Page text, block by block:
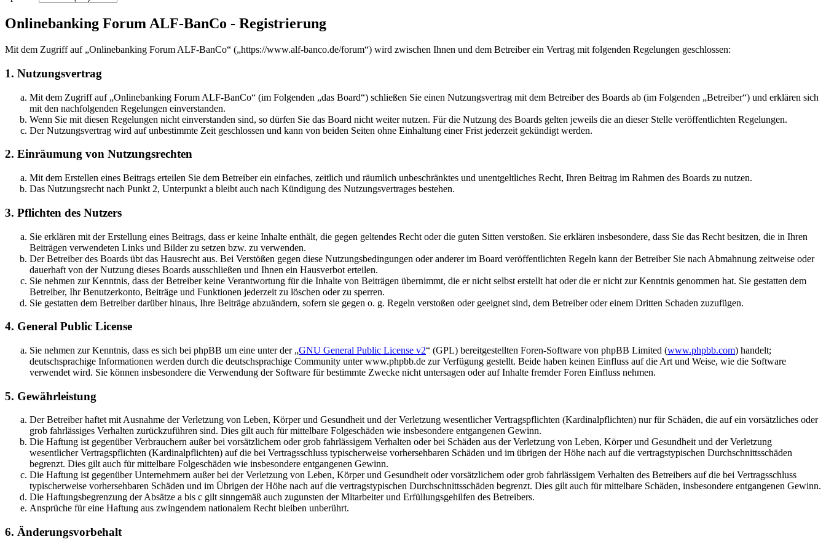
Onlinebanking Forum ALF-BanCo - Registrierung
Mit dem Zugriff auf „Onlinebanking Forum ALF-BanCo“ („https://www.alf-banco.de/forum“) wird zwischen Ihnen und dem Betreiber ein Vertrag mit folgenden Regelungen geschlossen:
1. Nutzungsvertrag
Mit dem Zugriff auf „Onlinebanking Forum ALF-BanCo“ (im Folgenden „das Board“) schließen Sie einen Nutzungsvertrag mit dem Betreiber des Boards ab (im Folgenden „Betreiber“) und erklären sich
mit den nachfolgenden Regelungen einverstanden.
Wenn Sie mit diesen Regelungen nicht einverstanden sind, so dürfen Sie das Board nicht weiter nutzen. Für die Nutzung des Boards gelten jeweils die an dieser Stelle veröffentlichten Regelungen.
Der Nutzungsvertrag wird auf unbestimmte Zeit geschlossen und kann von beiden Seiten ohne Einhaltung einer Frist jederzeit gekündigt werden.
2. Einräumung von Nutzungsrechten
Mit dem Erstellen eines Beitrags erteilen Sie dem Betreiber ein einfaches, zeitlich und räumlich unbeschränktes und unentgeltliches Recht, Ihren Beitrag im Rahmen des Boards zu nutzen.
Das Nutzungsrecht nach Punkt 2, Unterpunkt a bleibt auch nach Kündigung des Nutzungsvertrages bestehen.
3. Pflichten des Nutzers
Sie erklären mit der Erstellung eines Beitrags, dass er keine Inhalte enthält, die gegen geltendes Recht oder die guten Sitten verstoßen. Sie erklären insbesondere, dass Sie das Recht besitzen, die in Ihren
Beiträgen verwendeten Links und Bilder zu setzen bzw. zu verwenden.
Der Betreiber des Boards übt das Hausrecht aus. Bei Verstößen gegen diese Nutzungsbedingungen oder anderer im Board veröffentlichten Regeln kann der Betreiber Sie nach Abmahnung zeitweise oder
dauerhaft von der Nutzung dieses Boards ausschließen und Ihnen ein Hausverbot erteilen.
Sie nehmen zur Kenntnis, dass der Betreiber keine Verantwortung für die Inhalte von Beiträgen übernimmt, die er nicht selbst erstellt hat oder die er nicht zur Kenntnis genommen hat. Sie gestatten dem
Betreiber, Ihr Benutzerkonto, Beiträge und Funktionen jederzeit zu löschen oder zu sperren.
Sie gestatten dem Betreiber darüber hinaus, Ihre Beiträge abzuändern, sofern sie gegen o. g. Regeln verstoßen oder geeignet sind, dem Betreiber oder einem Dritten Schaden zuzufügen.
4. General Public License
Sie nehmen zur Kenntnis, dass es sich bei phpBB um eine unter der „GNU General Public License v2“ (GPL) bereitgestellten Foren-Software von phpBB Limited (www.phpbb.com) handelt;
deutschsprachige Informationen werden durch die deutschsprachige Community unter www.phpbb.de zur Verfügung gestellt. Beide haben keinen Einfluss auf die Art und Weise, wie die Software
verwendet wird. Sie können insbesondere die Verwendung der Software für bestimmte Zwecke nicht untersagen oder auf Inhalte fremder Foren Einfluss nehmen.
5. Gewährleistung
Der Betreiber haftet mit Ausnahme der Verletzung von Leben, Körper und Gesundheit und der Verletzung wesentlicher Vertragspflichten (Kardinalpflichten) nur für Schäden, die auf ein vorsätzliches oder
grob fahrlässiges Verhalten zurückzuführen sind. Dies gilt auch für mittelbare Folgeschäden wie insbesondere entgangenen Gewinn.
Die Haftung ist gegenüber Verbrauchern außer bei vorsätzlichem oder grob fahrlässigem Verhalten oder bei Schäden aus der Verletzung von Leben, Körper und Gesundheit und der Verletzung
wesentlicher Vertragspflichten (Kardinalpflichten) auf die bei Vertragsschluss typischerweise vorhersehbaren Schäden und im übrigen der Höhe nach auf die vertragstypischen Durchschnittsschäden
begrenzt. Dies gilt auch für mittelbare Folgeschäden wie insbesondere entgangenen Gewinn.
Die Haftung ist gegenüber Unternehmern außer bei der Verletzung von Leben, Körper und Gesundheit oder vorsätzlichem oder grob fahrlässigem Verhalten des Betreibers auf die bei Vertragsschluss
typischerweise vorhersehbaren Schäden und im Übrigen der Höhe nach auf die vertragstypischen Durchschnittsschäden begrenzt. Dies gilt auch für mittelbare Schäden, insbesondere entgangenen Gewinn.
Die Haftungsbegrenzung der Absätze a bis c gilt sinngemäß auch zugunsten der Mitarbeiter und Erfüllungsgehilfen des Betreibers.
Ansprüche für eine Haftung aus zwingendem nationalem Recht bleiben unberührt.
6. Änderungsvorbehalt